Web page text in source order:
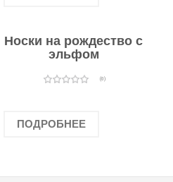
Носки на рождество с
эльфом
(0)
ПОДРОБНЕЕ